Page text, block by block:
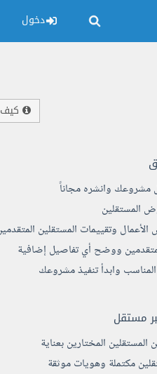
دخول
مشروعك وانشره مجاناً
المستقلين
وتقييمات المستقلين
ووضح أي تفاصيل إضافية
وابدأ تنفيذ مشروعك
مستقل
المستقلين المختارين بعناية
مكتملة وهويات موثقة